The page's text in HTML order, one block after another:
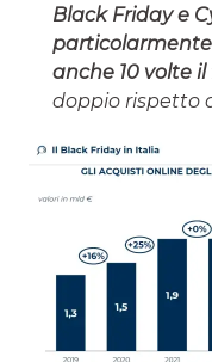
Black Friday e
anche 10 volte
doppio rispetto